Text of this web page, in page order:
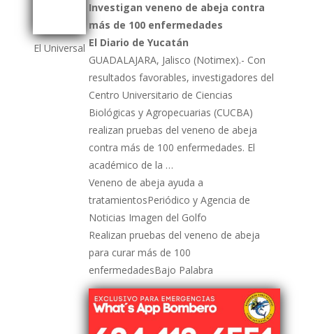
El Universal
Investigan veneno de abeja contra
más de 100 enfermedades
El Diario de Yucatán
GUADALAJARA, Jalisco (Notimex).- Con
resultados favorables, investigadores del
Centro Universitario de Ciencias
Biológicas y Agropecuarias (CUCBA)
realizan pruebas del veneno de abeja
contra más de 100 enfermedades. El
académico de la …
Veneno de abeja ayuda a
tratamientosPeriódico y Agencia de
Noticias Imagen del Golfo
Realizan pruebas del veneno de abeja
para curar más de 100
enfermedadesBajo Palabra